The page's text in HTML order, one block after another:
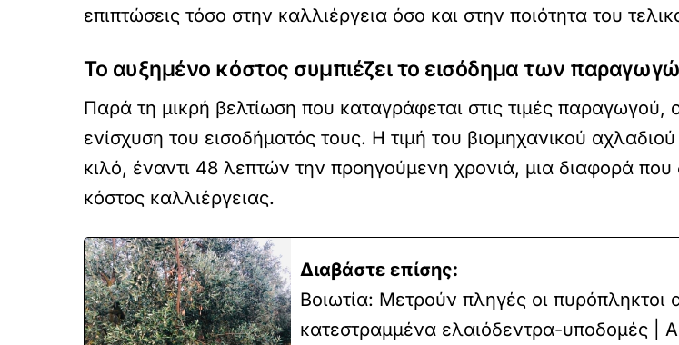
επιπτώσεις τόσο στην καλλιέργεια όσο και στην ποιότητα του
Το αυξημένο κόστος συμπιέζει το εισόδημα των
Παρά τη μικρή βελτίωση που καταγράφεται στις τιμές
ενίσχυση του εισοδήματός τους. Η τιμή του βιομηχανικού
κιλό, έναντι 48 λεπτών την προηγούμενη χρονιά, μια διαφορά που
κόστος καλλιέργειας.
Διαβάστε επίσης:
Βοιωτία: Μετρούν πληγές οι πυρόπληκτοι
κατεστραμμένα ελαιόδεντρα-υποδομές |